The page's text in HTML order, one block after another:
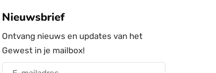
Nieuwsbrief
Ontvang nieuws en updates van het
Gewest in je mailbox!